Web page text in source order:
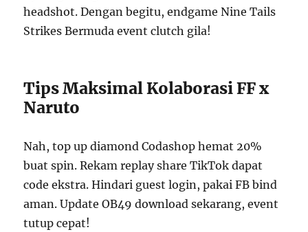
headshot. Dengan begitu, endgame Nine Tails
Strikes Bermuda event clutch gila!
Tips Maksimal Kolaborasi FF x
Naruto
Nah, top up diamond Codashop hemat 20%
buat spin. Rekam replay share TikTok dapat
code ekstra. Hindari guest login, pakai FB bind
aman. Update OB49 download sekarang, event
tutup cepat!